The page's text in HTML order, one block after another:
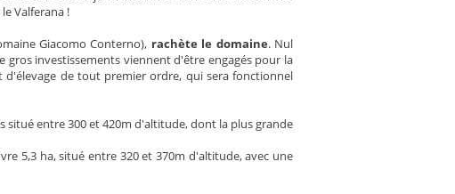
Valferana !
Giacomo Conterno), rachète le domaine. Nul
investissements viennent d'être engagés pour la
de tout premier ordre, qui sera fonctionnel
situé entre 300 et 420m d'altitude, dont la plus grande
5,3 ha, situé entre 320 et 370m d'altitude, avec une